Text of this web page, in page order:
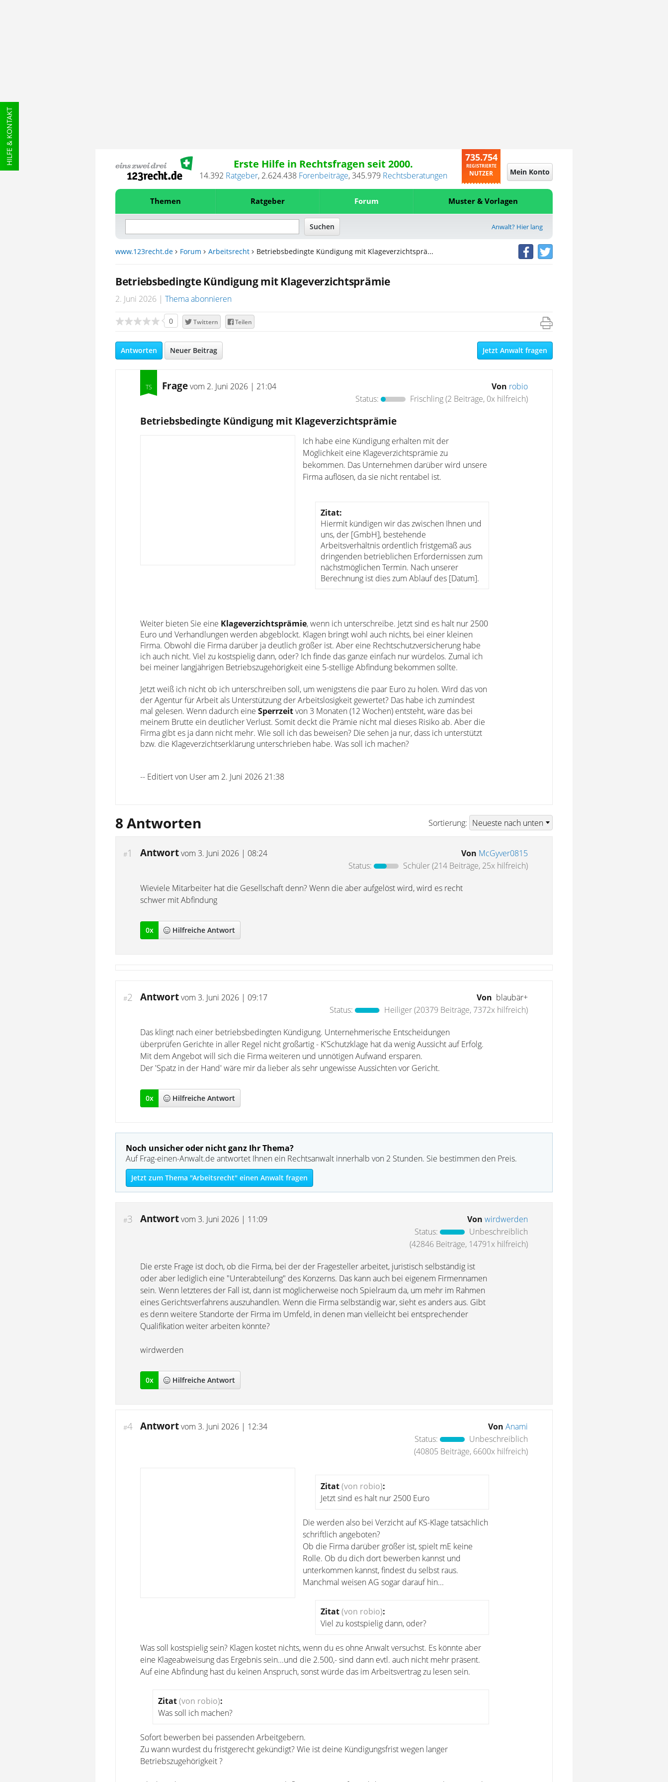
HILFE & KONTAKT Erste Hilfe in Rechtsfragen seit 2000.
14.392 Ratgeber, 2.624.438 Forenbeiträge,345.979 Rechtsberatungen
735.754
REGISTRIERTE
NUTZER Mein Konto
Themen Ratgeber Forum Muster & Vorlagen
Anwalt? Hier lang
www.123recht.de Forum Arbeitsrecht Betriebsbedingte Kündigung mit Klageverzichtsprä...
Betriebsbedingte Kündigung mit Klageverzichtsprämie
2. Juni 2026 Thema abonnieren
0 Twittern Teilen
Antworten Neuer Beitrag Jetzt Anwalt fragen
Fragevom 2. Juni 2026 | 21:04 Von robio
Status:
Frischling(2 Beiträge, 0x hilfreich)
Betriebsbedingte Kündigung mit Klageverzichtsprämie
Ich habe eine Kündigung erhalten mit der
Möglichkeit eine Klageverzichtsprämie zu
bekommen. Das Unternehmen darüber wird unsere
Firma auflösen, da sie nicht rentabel ist.
Zitat:
Hiermit kündigen wir das zwischen Ihnen und
uns, der [GmbH], bestehende
Arbeitsverhältnis ordentlich fristgemäß aus
dringenden betrieblichen Erfordernissen zum
nächstmöglichen Termin. Nach unserer
Berechnung ist dies zum Ablauf des [Datum].
Weiter bieten Sie eine Klageverzichtsprämie, wenn ich unterschreibe. Jetzt sind es halt nur 2500
Euro und Verhandlungen werden abgeblockt. Klagen bringt wohl auch nichts, bei einer kleinen
Firma. Obwohl die Firma darüber ja deutlich größer ist. Aber eine Rechtschutzversicherung habe
ich auch nicht. Viel zu kostspielig dann, oder? Ich finde das ganze einfach nur würdelos. Zumal ich
bei meiner langjährigen Betriebszugehörigkeit eine 5-stellige Abfindung bekommen sollte.
Jetzt weiß ich nicht ob ich unterschreiben soll, um wenigstens die paar Euro zu holen. Wird das von
der Agentur für Arbeit als Unterstützung der Arbeitslosigkeit gewertet? Das habe ich zumindest
mal gelesen. Wenn dadurch eine Sperrzeitvon 3 Monaten (12 Wochen) entsteht, wäre das bei
meinem Brutte ein deutlicher Verlust. Somit deckt die Prämie nicht mal dieses Risiko ab. Aber die
Firma gibt es ja dann nicht mehr. Wie soll ich das beweisen? Die sehen ja nur, dass ich unterstützt
bzw. die Klageverzichtserklärung unterschrieben habe. Was soll ich machen?
-- Editiert von User am 2. Juni 2026 21:38
8 Antworten Sortierung:
#1 Antwortvom 3. Juni 2026 | 08:24 Von McGyver0815
Status:
Schüler(214 Beiträge, 25x hilfreich)
Wieviele Mitarbeiter hat die Gesellschaft denn? Wenn die aber aufgelöst wird, wird es recht
schwer mit Abfindung
0x Hilfreiche Antwort
#2 Antwortvom 3. Juni 2026 | 09:17 Von blaubär+
Status:
Heiliger(20379 Beiträge, 7372x hilfreich)
Das klingt nach einer betriebsbedingten Kündigung. Unternehmerische Entscheidungen
überprüfen Gerichte in aller Regel nicht großartig - K'Schutzklage hat da wenig Aussicht auf Erfolg.
Mit dem Angebot will sich die Firma weiteren und unnötigen Aufwand ersparen.
Der 'Spatz in der Hand' wäre mir da lieber als sehr ungewisse Aussichten vor Gericht.
0x Hilfreiche Antwort
Noch unsicher oder nicht ganz Ihr Thema?
Auf Frag-einen-Anwalt.de antwortet Ihnen ein Rechtsanwalt innerhalb von 2 Stunden. Sie bestimmen den Preis.
Jetzt zum Thema "Arbeitsrecht" einen Anwalt fragen
#3 Antwortvom 3. Juni 2026 | 11:09 Von wirdwerden
Status:
Unbeschreiblich
(42846 Beiträge, 14791x hilfreich)
Die erste Frage ist doch, ob die Firma, bei der der Fragesteller arbeitet, juristisch selbständig ist
oder aber lediglich eine "Unterabteilung" des Konzerns. Das kann auch bei eigenem Firmennamen
sein. Wenn letzteres der Fall ist, dann ist möglicherweise noch Spielraum da, um mehr im Rahmen
eines Gerichtsverfahrens auszuhandlen. Wenn die Firma selbständig war, sieht es anders aus. Gibt
es denn weitere Standorte der Firma im Umfeld, in denen man vielleicht bei entsprechender
Qualifikation weiter arbeiten könnte?
wirdwerden
0x Hilfreiche Antwort
#4 Antwortvom 3. Juni 2026 | 12:34 Von Anami
Status:
Unbeschreiblich
(40805 Beiträge, 6600x hilfreich)
Zitat(von robio):
Jetzt sind es halt nur 2500 Euro
Die werden also bei Verzicht auf KS-Klage tatsächlich
schriftlich angeboten?
Ob die Firma darüber größer ist, spielt mE keine
Rolle. Ob du dich dort bewerben kannst und
unterkommen kannst, findest du selbst raus.
Manchmal weisen AG sogar darauf hin...
Zitat(von robio):
Viel zu kostspielig dann, oder?
Was soll kostspielig sein? Klagen kostet nichts, wenn du es ohne Anwalt versuchst. Es könnte aber
eine Klageabweisung das Ergebnis sein...und die 2.500,- sind dann evtl. auch nicht mehr präsent.
Auf eine Abfindung hast du keinen Anspruch, sonst würde das im Arbeitsvertrag zu lesen sein.
Zitat(von robio):
Was soll ich machen?
Sofort bewerben bei passenden Arbeitgebern.
Zu wann wurdest du fristgerecht gekündigt? Wie ist deine Kündigungsfrist wegen langer
Betriebszugehörigkeit ?